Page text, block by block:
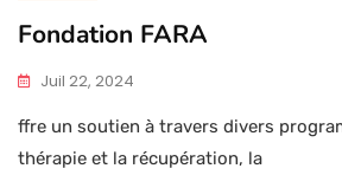
Fondation FARA
Juil 22, 2024
ffre un soutien à travers divers
thérapie et la récupération, la